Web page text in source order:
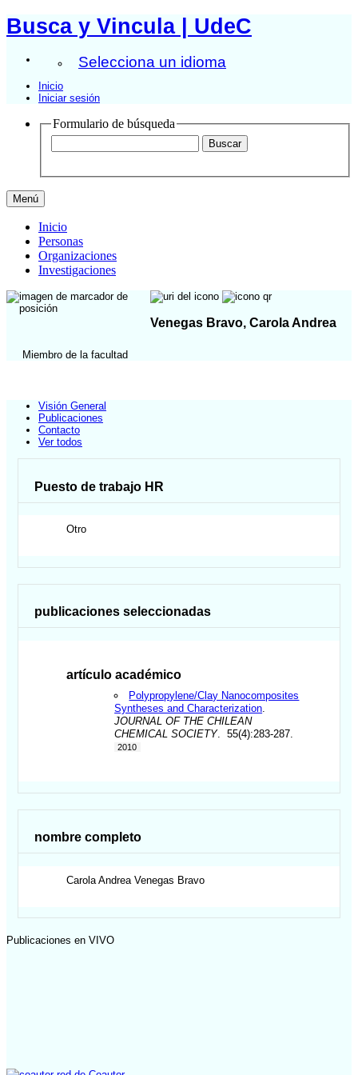
Busca y Vincula | UdeC
Selecciona un idioma
Inicio
Iniciar sesión
Formulario de búsqueda
Menú
Inicio
Personas
Organizaciones
Investigaciones
Venegas Bravo, Carola Andrea
Miembro de la facultad
Visión General
Publicaciones
Contacto
Ver todos
Puesto de trabajo HR
Otro
publicaciones seleccionadas
artículo académico
Polypropylene/Clay Nanocomposites
Syntheses and Characterization.
JOURNAL OF THE CHILEAN
CHEMICAL SOCIETY. 55(4):283-287.
2010
nombre completo
Carola Andrea Venegas Bravo
Publicaciones en VIVO